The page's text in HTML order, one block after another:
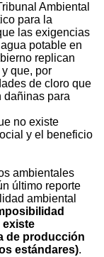
Ambiental
para la
las exigencias
potable en
replican
que, por
de cloro que
dañinas para
no existe
y el beneficio
ambientales
último reporte
ambiental
existe
de producción
estándares).